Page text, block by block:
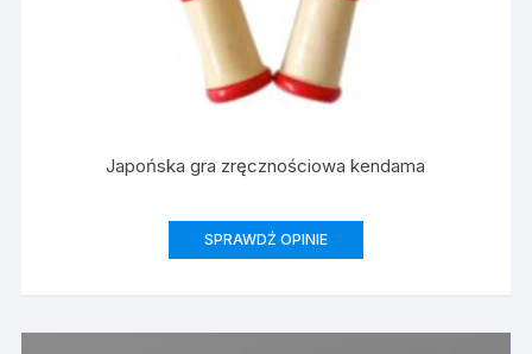
Japońska gra zręcznościowa kendama
SPRAWDŹ OPINIE